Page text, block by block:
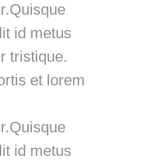
id metus
tristique.
et lorem
id metus